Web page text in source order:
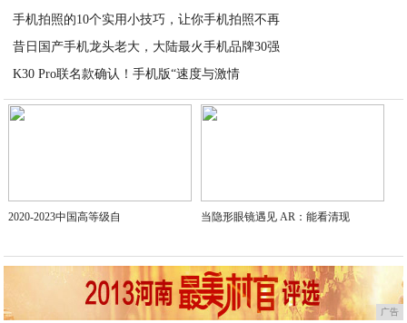
手机拍照的10个实用小技巧，让你手机拍照不再
昔日国产手机龙头老大，大陆最火手机品牌30强
K30 Pro联名款确认！手机版“速度与激情
2020-05-17
2020-2023中国高等级自 当隐形眼镜遇见 AR：能看清现
广告